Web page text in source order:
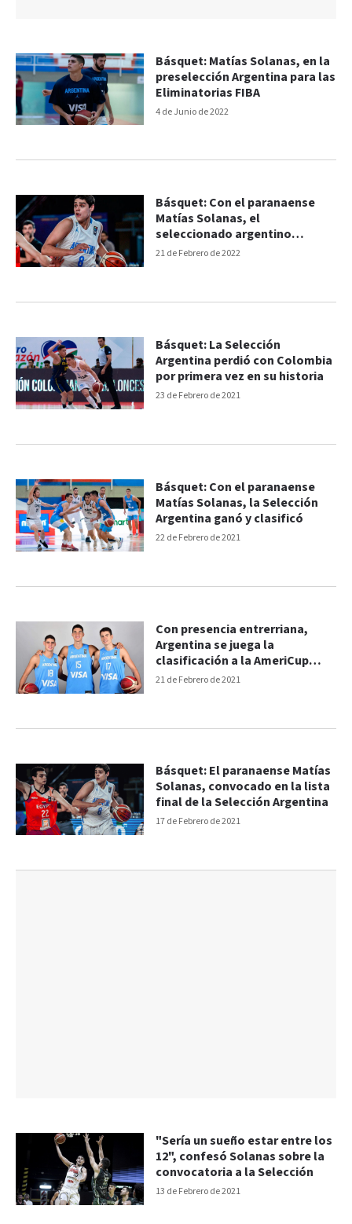
4 de Junio de 2022
Básquet: Matías Solanas, en la
preselección Argentina para las
Eliminatorias FIBA
21 de Febrero de 2022
Básquet: Con el paranaense
Matías Solanas, el
seleccionado argentino
comenzó los entrenamientos
23 de Febrero de 2021
Básquet: La Selección
Argentina perdió con Colombia
por primera vez en su historia
22 de Febrero de 2021
Básquet: Con el paranaense
Matías Solanas, la Selección
Argentina ganó y clasificó
21 de Febrero de 2021
Con presencia entrerriana,
Argentina se juega la
clasificación a la AmeriCup
2022
17 de Febrero de 2021
Básquet: El paranaense Matías
Solanas, convocado en la lista
final de la Selección Argentina
13 de Febrero de 2021
"Sería un sueño estar entre los
12", confesó Solanas sobre la
convocatoria a la Selección